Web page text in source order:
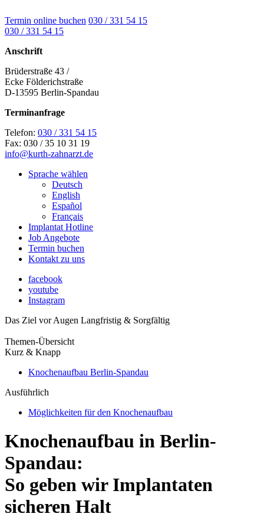
Termin online buchen 030 / 331 54 15
030 / 331 54 15
Anschrift
Brüderstraße 43 /
Ecke Földerichstraße
D-13595 Berlin-Spandau
Terminanfrage
Telefon: 030 / 331 54 15
Fax: 030 / 35 10 31 19
info@kurth-zahnarzt.de
Sprache wählen
Deutsch
English
Español
Français
Implantat Hotline
Job Angebote
Termin buchen
Kontakt zu uns
facebook
youtube
Instagram
Das Ziel vor Augen Langfristig & Sorgfältig
Themen-Übersicht
Kurz & Knapp
Knochenaufbau Berlin-Spandau
Ausführlich
Möglichkeiten für den Knochenaufbau
Knochenaufbau in Berlin-
Spandau:
So geben wir Implantaten
sicheren Halt